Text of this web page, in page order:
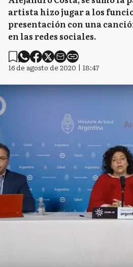
artista hizo jugar a los
presentación con una
en las redes sociales.
16 de agosto de 2020 | 18:47